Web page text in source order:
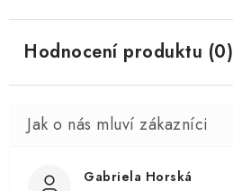
Hodnocení produktu (0)
Gabriela Horská